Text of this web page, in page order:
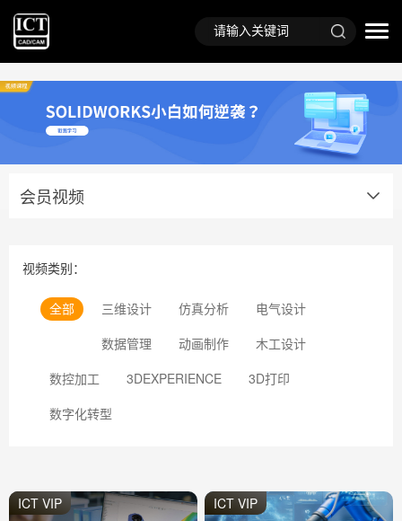
会员视频
视频类别：
全部 三维设计 仿真分析
电气设计
数据管理
动画制作
木工设计
数控加工
3DEXPERIENCE
3D打印
数字化转型
ICT VIP ICT VIP